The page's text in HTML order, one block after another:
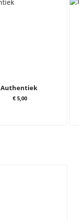
Authentiek
€ 5,00